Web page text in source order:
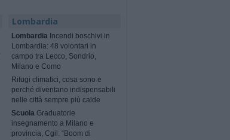
Lombardia
Lombardia Incendi boschivi in
Lombardia: 48 volontari in
campo tra Lecco, Sondrio,
Milano e Como
Rifugi climatici, cosa sono e
perché diventano indispensabili
nelle città sempre più calde
Scuola Graduatorie
insegnamento a Milano e
provincia, Cgil: “Boom di